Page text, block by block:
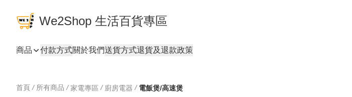
We2Shop 生活百貨專區
商品 付款方式關於我們送貨方式退貨及退款政策
首頁 / 所有商品 / 家電專區 / 廚房電器 / 電飯煲/高速煲